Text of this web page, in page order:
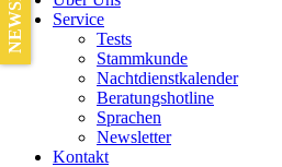
Service
Tests
Stammkunde
Nachtdienstkalender
Beratungshotline
Sprachen
Newsletter
Kontakt